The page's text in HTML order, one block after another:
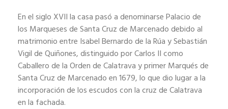
En el siglo XVII la casa pasó a denominarse Palacio de
los Marqueses de Santa Cruz de Marcenado debido al
matrimonio entre Isabel Bernardo de la Rúa y Sebastián
Vigil de Quiñones, distinguido por Carlos II como
Caballero de la Orden de Calatrava y primer Marqués de
Santa Cruz de Marcenado en 1679, lo que dio lugar a la
incorporación de los escudos con la cruz de Calatrava
en la fachada.